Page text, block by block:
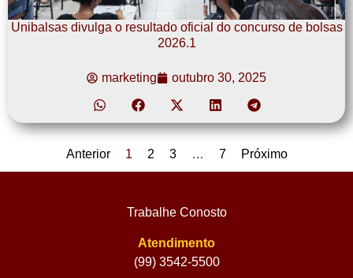
Unibalsas divulga o resultado oficial do concurso de bolsas
2026.1
marketing outubro 30, 2025
Anterior 1 2 3 … 7 Próximo
Trabalhe Conosto
Atendimento
(99) 3542-5500